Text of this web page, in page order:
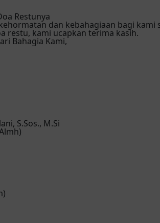
Restunya
dan kebahagiaan bagi
restu, kami ucapkan terima kasih.
Bahagia Kami,
S.Sos., M.Si